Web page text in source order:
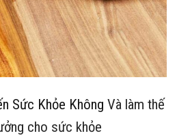
Sức Khỏe Không Và làm thế
cho sức khỏe